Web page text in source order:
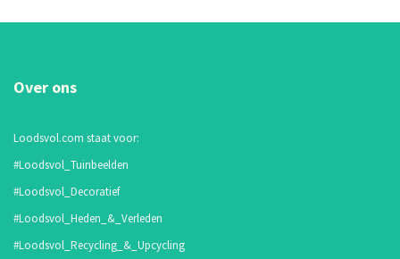
Over ons
Loodsvol.com staat voor:
#Loodsvol_Tuinbeelden
#Loodsvol_Decoratief
#Loodsvol_Heden_&_Verleden
#Loodsvol_Recycling_&_Upcycling